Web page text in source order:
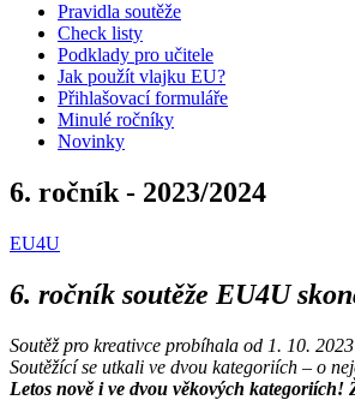
Pravidla soutěže
Check listy
Podklady pro učitele
Jak použít vlajku EU?
Přihlašovací formuláře
Minulé ročníky
Novinky
6. ročník - 2023/2024
EU4U
6. ročník soutěže EU4U
Soutěž pro kreativce probíhala od 1. 10.
Soutěžící se utkali ve dvou kategoriích – o
Letos nově i ve dvou věkových kategoriích!